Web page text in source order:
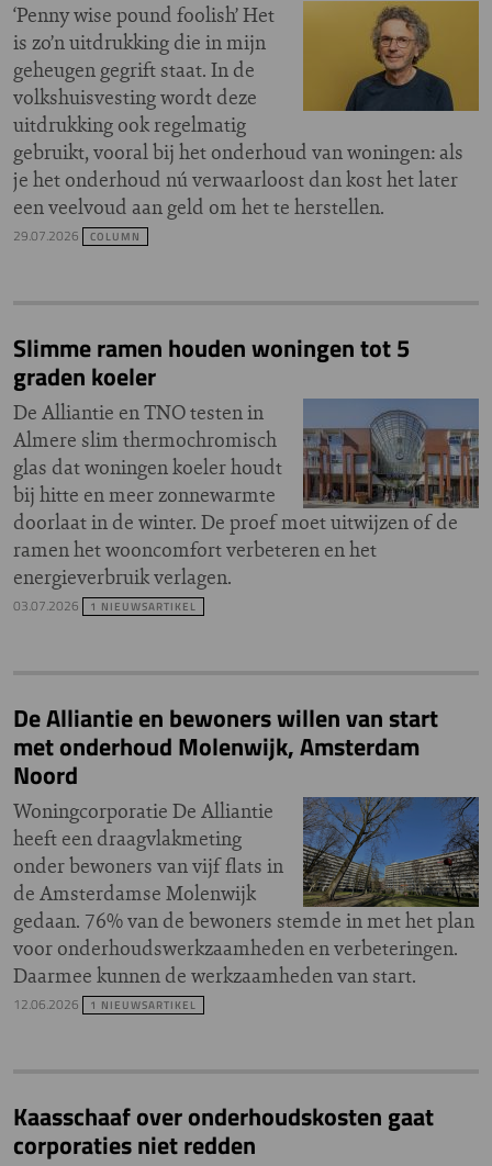
‘Penny wise pound foolish’ Het
is zo’n uitdrukking die in mijn
geheugen gegrift staat. In de
volkshuisvesting wordt deze
uitdrukking ook regelmatig
gebruikt, vooral bij het onderhoud van woningen: als
je het onderhoud nú verwaarloost dan kost het later
een veelvoud aan geld om het te herstellen.
29.07.2026 COLUMN
Slimme ramen houden woningen tot 5
graden koeler
De Alliantie en TNO testen in
Almere slim thermochromisch
glas dat woningen koeler houdt
bij hitte en meer zonnewarmte
doorlaat in de winter. De proef moet uitwijzen of de
ramen het wooncomfort verbeteren en het
energieverbruik verlagen.
03.07.2026 1 NIEUWSARTIKEL
De Alliantie en bewoners willen van start
met onderhoud Molenwijk, Amsterdam
Noord
Woningcorporatie De Alliantie
heeft een draagvlakmeting
onder bewoners van vijf flats in
de Amsterdamse Molenwijk
gedaan. 76% van de bewoners stemde in met het plan
voor onderhoudswerkzaamheden en verbeteringen.
Daarmee kunnen de werkzaamheden van start.
12.06.2026 1 NIEUWSARTIKEL
Kaasschaaf over onderhoudskosten gaat
corporaties niet redden